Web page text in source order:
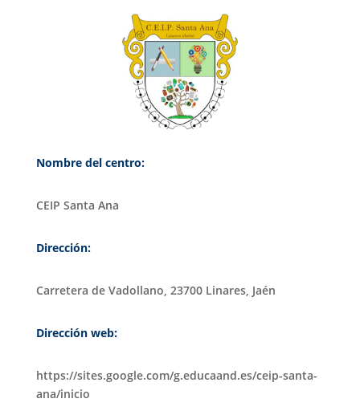
Nombre del centro:
CEIP Santa Ana
Dirección:
Carretera de Vadollano, 23700 Linares, Jaén
Dirección web:
https://sites.google.com/g.educaand.es/ceip-santa-
ana/inicio